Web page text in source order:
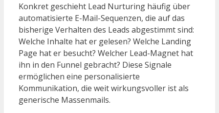
Konkret geschieht Lead Nurturing häufig über
automatisierte E-Mail-Sequenzen, die auf das
bisherige Verhalten des Leads abgestimmt sind:
Welche Inhalte hat er gelesen? Welche Landing
Page hat er besucht? Welcher Lead-Magnet hat
ihn in den Funnel gebracht? Diese Signale
ermöglichen eine personalisierte
Kommunikation, die weit wirkungsvoller ist als
generische Massenmails.